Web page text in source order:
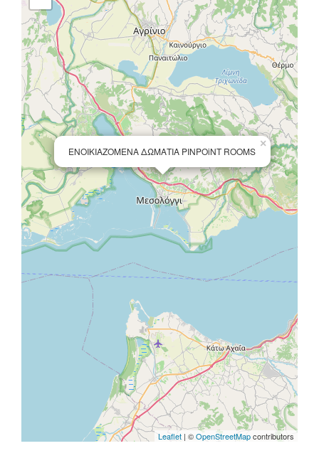
ΕΝΟΙΚΙΑΖΟΜΕΝΑ ΔΩΜΑΤΙΑ PINPOiNT ROOMS
×
Leaflet | ©OpenStreetMapcontributors